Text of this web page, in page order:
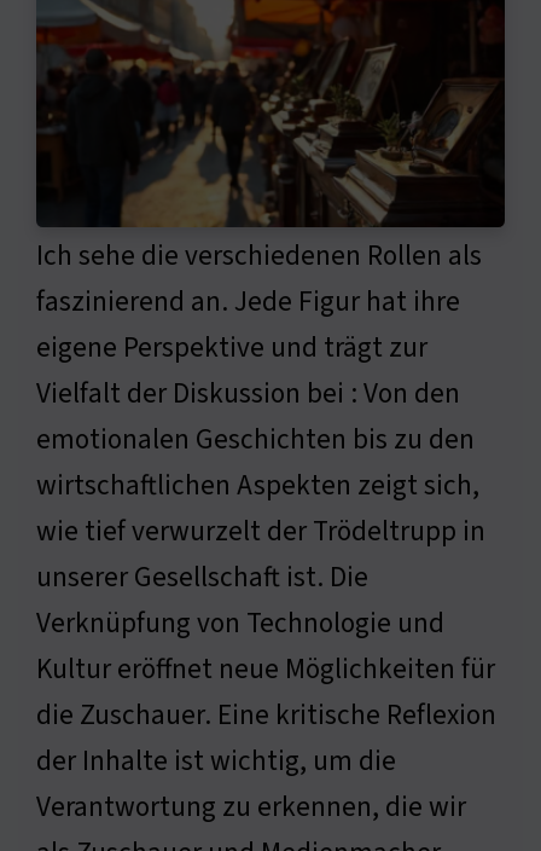
Ich sehe die verschiedenen Rollen als
faszinierend an. Jede Figur hat ihre
eigene Perspektive und trägt zur
Vielfalt der Diskussion bei : Von den
emotionalen Geschichten bis zu den
wirtschaftlichen Aspekten zeigt sich,
wie tief verwurzelt der Trödeltrupp in
unserer Gesellschaft ist. Die
Verknüpfung von Technologie und
Kultur eröffnet neue Möglichkeiten für
die Zuschauer. Eine kritische Reflexion
der Inhalte ist wichtig, um die
Verantwortung zu erkennen, die wir